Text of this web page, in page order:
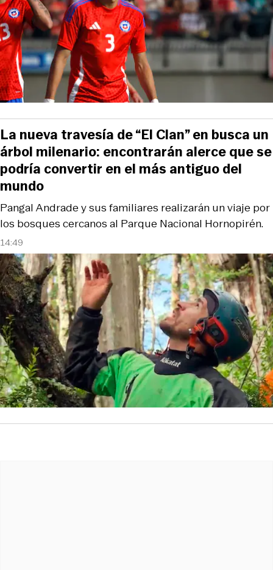
14:49
Pangal Andrade y sus familiares realizarán un viaje por
los bosques cercanos al Parque Nacional Hornopirén.
La nueva travesía de “El Clan” en busca un
árbol milenario: encontrarán alerce que se
podría convertir en el más antiguo del
mundo